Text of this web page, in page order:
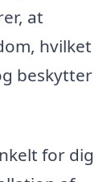
at
hvilket
beskytter
for dig